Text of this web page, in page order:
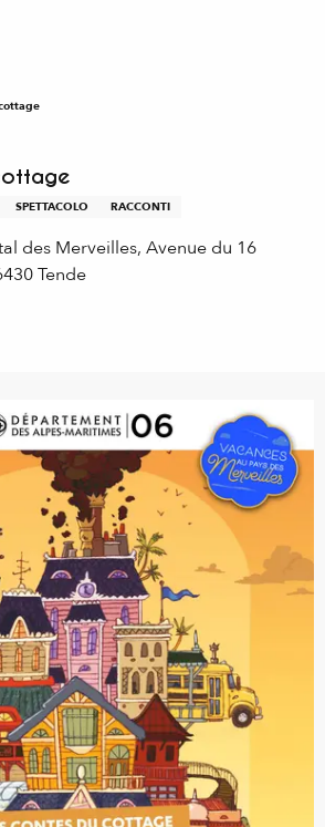
SPETTACOLO RACCONTI
des Merveilles, Avenue du 16
Tende
aux favoris